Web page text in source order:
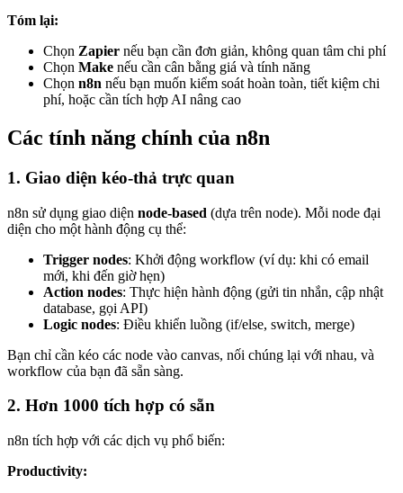
Tóm lại:
Chọn Zapier nếu bạn cần đơn giản, không quan tâm chi phí
Chọn Make nếu cần cân bằng giá và tính năng
Chọn n8n nếu bạn muốn kiểm soát hoàn toàn, tiết kiệm chi
phí, hoặc cần tích hợp AI nâng cao
Các tính năng chính của n8n
1. Giao diện kéo-thả trực quan
n8n sử dụng giao diện node-based (dựa trên node). Mỗi node đại
diện cho một hành động cụ thể:
Trigger nodes: Khởi động workflow (ví dụ: khi có email
mới, khi đến giờ hẹn)
Action nodes: Thực hiện hành động (gửi tin nhắn, cập nhật
database, gọi API)
Logic nodes: Điều khiển luồng (if/else, switch, merge)
Bạn chỉ cần kéo các node vào canvas, nối chúng lại với nhau, và
workflow của bạn đã sẵn sàng.
2. Hơn 1000 tích hợp có sẵn
n8n tích hợp với các dịch vụ phổ biến:
Productivity: